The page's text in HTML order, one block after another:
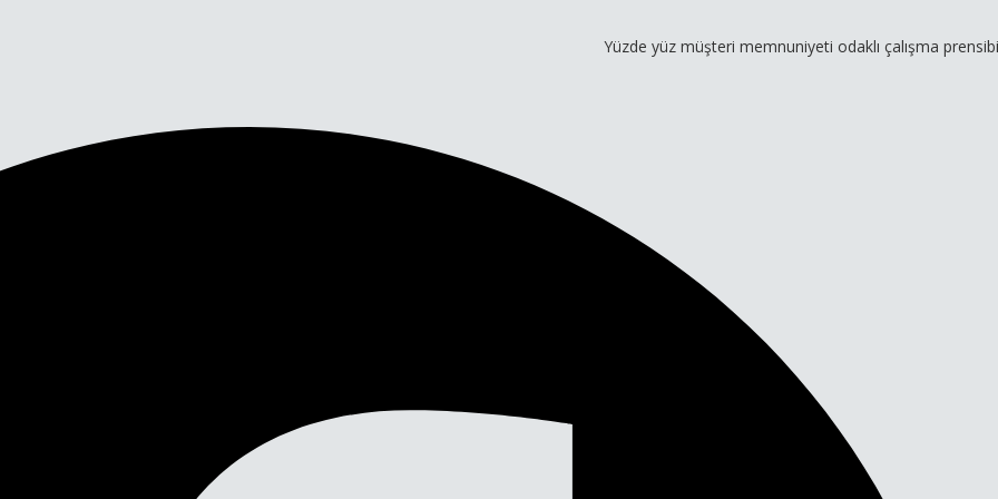
Yüzde yüz müşteri memnuniyeti odaklı çalışma prensibimiz ve